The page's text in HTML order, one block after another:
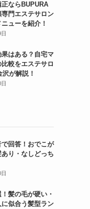
ならBUPURA
門エステサロン
ューを紹介！
はある？自宅マ
較をエステサロ
が解説！
回答！おでこが
り・なしどっち
髪の毛が硬い・
似合う髪型ラン